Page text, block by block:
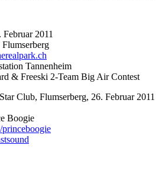
2011
Tannenheim
& Freeski 2-Team Big Air Contest
Club, Flumserberg, 26. Februar 2011
Boogie